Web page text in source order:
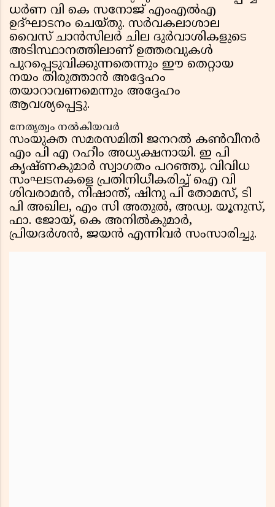
ധർണ വി കെ സനോജ് എംഎൽഎ
ഉദ്ഘാടനം ചെയ്തു. സർവകലാശാല
വൈസ് ചാൻസിലർ ചില ദുർവാശികളുടെ
അടിസ്ഥാനത്തിലാണ് ഉത്തരവുകൾ
പുറപ്പെടുവിക്കുന്നതെന്നും ഈ തെറ്റായ
നയം തിരുത്താൻ അദ്ദേഹം
തയാറാവണമെന്നും അദ്ദേഹം
ആവശ്യപ്പെട്ടു.
നേതൃത്വം നൽകിയവർ
സംയുക്ത സമരസമിതി ജനറൽ കൺവീനർ
എം പി എ റഹീം അധ്യക്ഷനായി. ഇ പി
കൃഷ്ണകുമാർ സ്വാഗതം പറഞ്ഞു. വിവിധ
സംഘടനകളെ പ്രതിനിധീകരിച്ച് ഐ വി
ശിവരാമൻ, നിഷാന്ത്, ഷിനു പി തോമസ്, ടി
പി അഖില, എം സി അതുൽ, അഡ്വ. യൂനുസ്,
ഫാ. ജോയ്, കെ അനിൽകുമാർ,
പ്രിയദർശൻ, ജയൻ എന്നിവർ സംസാരിച്ചു.